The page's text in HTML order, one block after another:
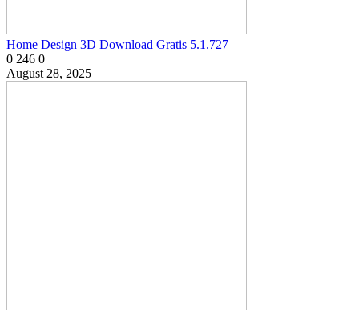
Home Design 3D Download Gratis 5.1.727
0 246 0
August 28, 2025